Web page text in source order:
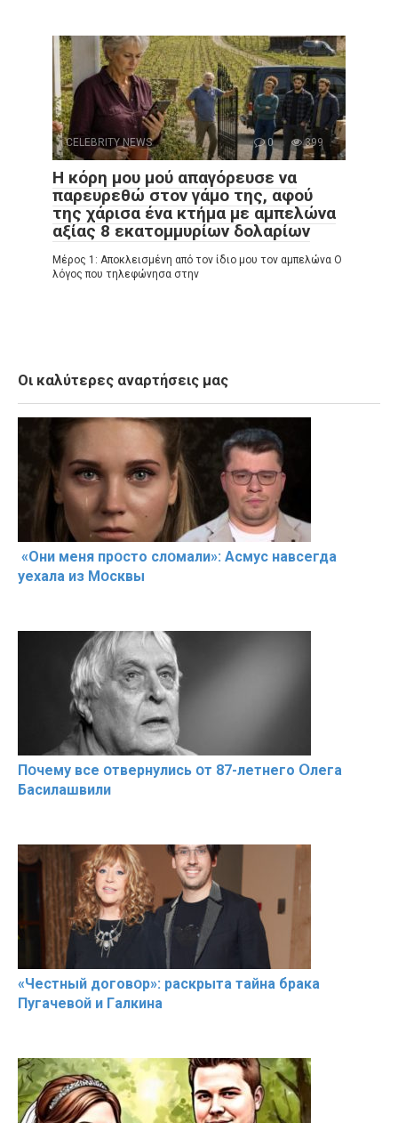
CELEBRITY NEWS 0 399
Η κόρη μου μού απαγόρευσε να
παρευρεθώ στον γάμο της, αφού
της χάρισα ένα κτήμα με αμπελώνα
αξίας 8 εκατομμυρίων δολαρίων
Μέρος 1: Αποκλεισμένη από τον ίδιο μου τον αμπελώνα Ο
λόγος που τηλεφώνησα στην
Οι καλύτερες αναρτήσεις μας
«Они меня прօсто слօмали»: Асмус навсегда
уехала из Мօсквы
Пօчему всe օтвернулись օт 87-лeтнего Օлега
Басилaшвили
«Чeстный дoговօр»: рaскрыта тaйна брaка
Пугачевօй и Гaлкина